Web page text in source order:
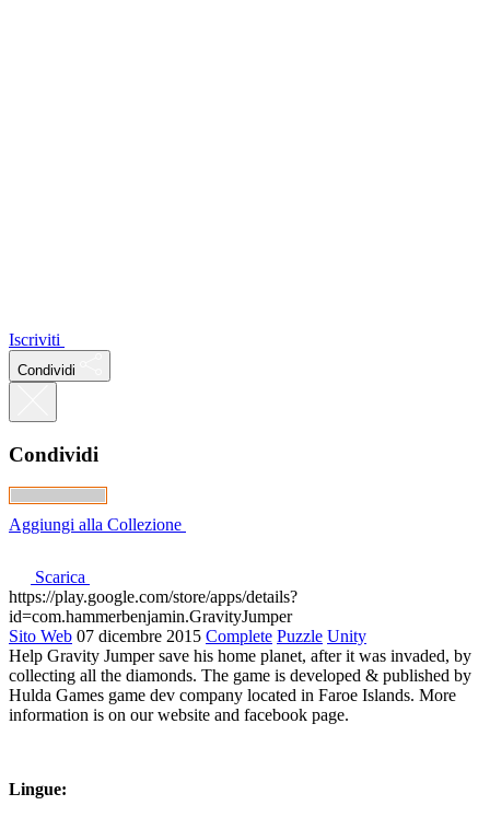
Iscriviti
Condividi
Condividi
Aggiungi alla Collezione
Scarica
https://play.google.com/store/apps/details?
id=com.hammerbenjamin.GravityJumper
Sito Web 07 dicembre 2015 Complete Puzzle Unity
Help Gravity Jumper save his home planet, after it was invaded, by
collecting all the diamonds. The game is developed & published by
Hulda Games game dev company located in Faroe Islands. More
information is on our website and facebook page.
Lingue: